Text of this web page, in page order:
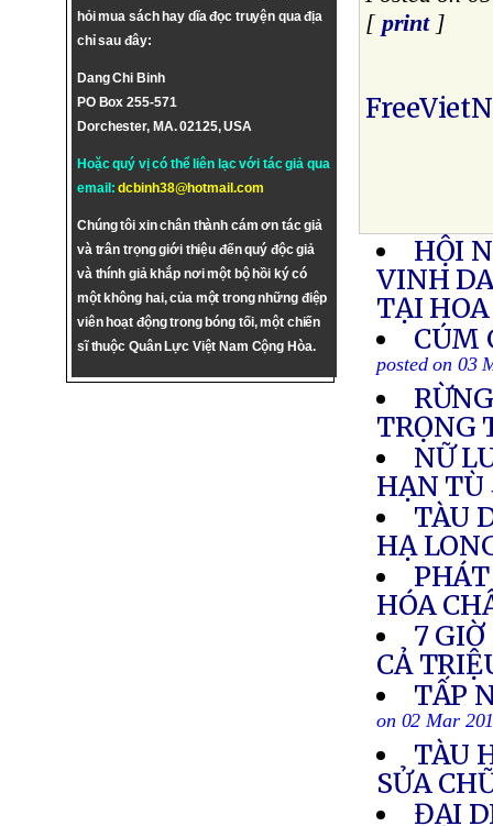
hỏi mua sách hay dĩa đọc truyện qua địa
chỉ sau đây:
Dang Chi Binh
PO Box 255-571
Dorchester, MA. 02125, USA
Hoặc quý vị có thể liên lạc với tác giả qua
email:dcbinh38@hotmail.com
Chúng tôi xin chân thành cám ơn tác giả
và trân trọng giới thiệu đến quý độc giả
và thính giả khắp nơi một bộ hồi ký có
một không hai, của một trong những điệp
viên hoạt động trong bóng tối, một chiến
sĩ thuộc Quân Lực Việt Nam Cộng Hòa.
[ print]
HỘI
VINH
TẠI
CÚM
posted on 03
TRỌNG
NỮ
HẠN TÙ
TÀU
HẠ
HÓA
7
CẢ
TẤP
on 02 Mar
TÀU
SỬA
ĐẠI